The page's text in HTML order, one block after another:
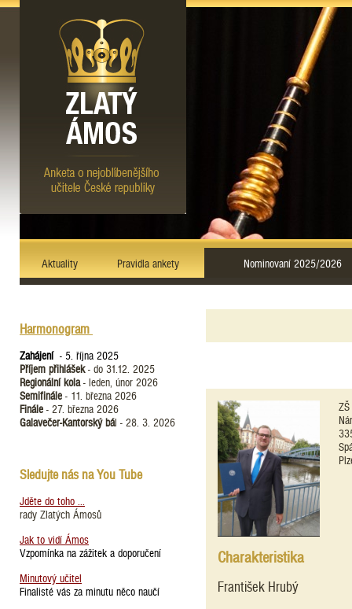
Aktuality Pravidla ankety Nominovaní 2025/2026
Harmonogram
Zahájení - 5. října 2025
Příjem přihlášek- do 31.12. 2025
Regionální kola- leden, únor 2026
Semifinále - 11. března 2026
Finále - 27. března 2026
Galavečer-Kantorský bál - 28. 3. 2026
Sledujte nás na You Tube
Jděte do toho ...
rady Zlatých Ámosů
Jak to vidí Ámos
Vzpomínka na zážitek a doporučení
Minutový učitel
Finalisté vás za minutu něco naučí
Charakteristika
František Hrubý